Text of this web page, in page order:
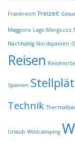
Frankreich Freizeit
Maggiore Lago Mergozzo
Nachhaltig Nordspanien
Reisen
Spanien
Technik
Urlaub Wildcamping